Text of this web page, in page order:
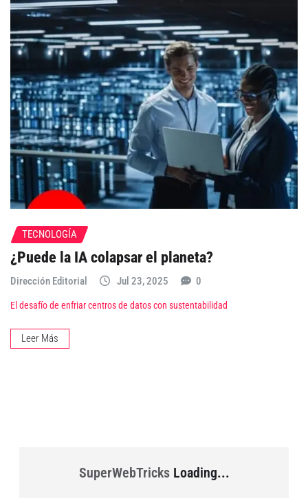
TECNOLOGÍA
¿Puede la IA colapsar el planeta?
Dirección Editorial Jul 23, 2025 0
El desafío de enfriar centros de datos con sustentabilidad
Leer Más
SuperWebTricksLoading...